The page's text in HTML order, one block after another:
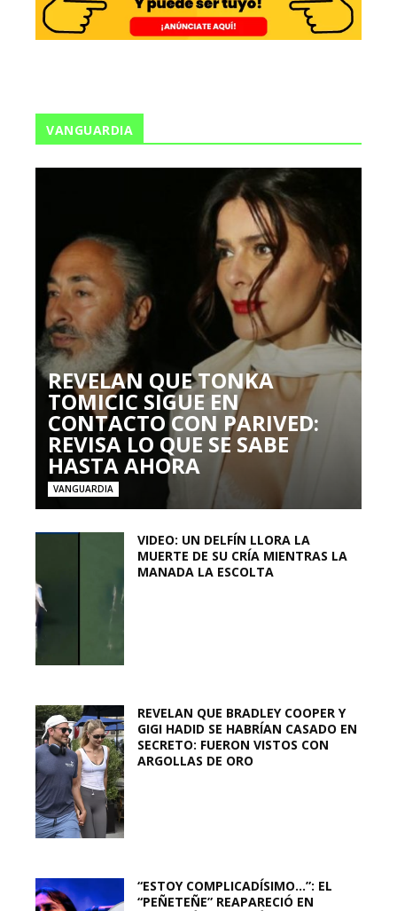
VANGUARDIA
REVELAN QUE TONKA
TOMICIC SIGUE EN
CONTACTO CON PARIVED:
REVISA LO QUE SE SABE
HASTA AHORA
VANGUARDIA
VIDEO: UN DELFÍN LLORA LA
MUERTE DE SU CRÍA MIENTRAS LA
MANADA LA ESCOLTA
REVELAN QUE BRADLEY COOPER Y
GIGI HADID SE HABRÍAN CASADO EN
SECRETO: FUERON VISTOS CON
ARGOLLAS DE ORO
“ESTOY COMPLICADÍSIMO…”: EL
“PEÑETEÑE” REAPARECIÓ EN